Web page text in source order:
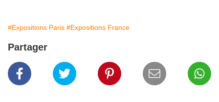
#Expositions Paris #Expositions France
Partager